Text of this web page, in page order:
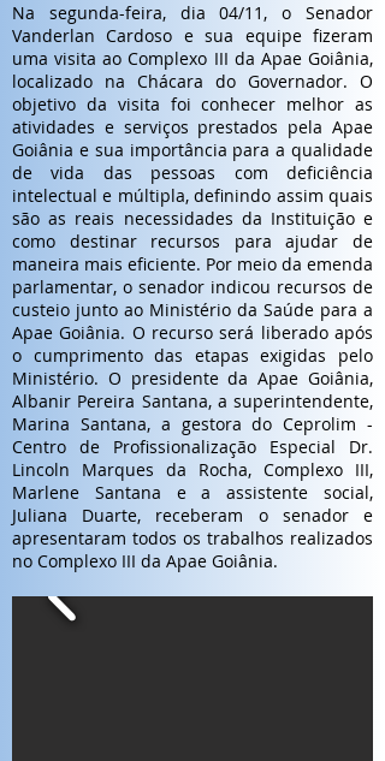
Na segunda-feira, dia 04/11, o Senador
Vanderlan Cardoso e sua equipe fizeram
uma visita ao Complexo III da Apae Goiânia,
localizado na Chácara do Governador. O
objetivo da visita foi conhecer melhor as
atividades e serviços prestados pela Apae
Goiânia e sua importância para a qualidade
de vida das pessoas com deficiência
intelectual e múltipla, definindo assim quais
são as reais necessidades da Instituição e
como destinar recursos para ajudar de
maneira mais eficiente. Por meio da emenda
parlamentar, o senador indicou recursos de
custeio junto ao Ministério da Saúde para a
Apae Goiânia. O recurso será liberado após
o cumprimento das etapas exigidas pelo
Ministério. O presidente da Apae Goiânia,
Albanir Pereira Santana, a superintendente,
Marina Santana, a gestora do Ceprolim -
Centro de Profissionalização Especial Dr.
Lincoln Marques da Rocha, Complexo III,
Marlene Santana e a assistente social,
Juliana Duarte, receberam o senador e
apresentaram todos os trabalhos realizados
no Complexo III da Apae Goiânia.